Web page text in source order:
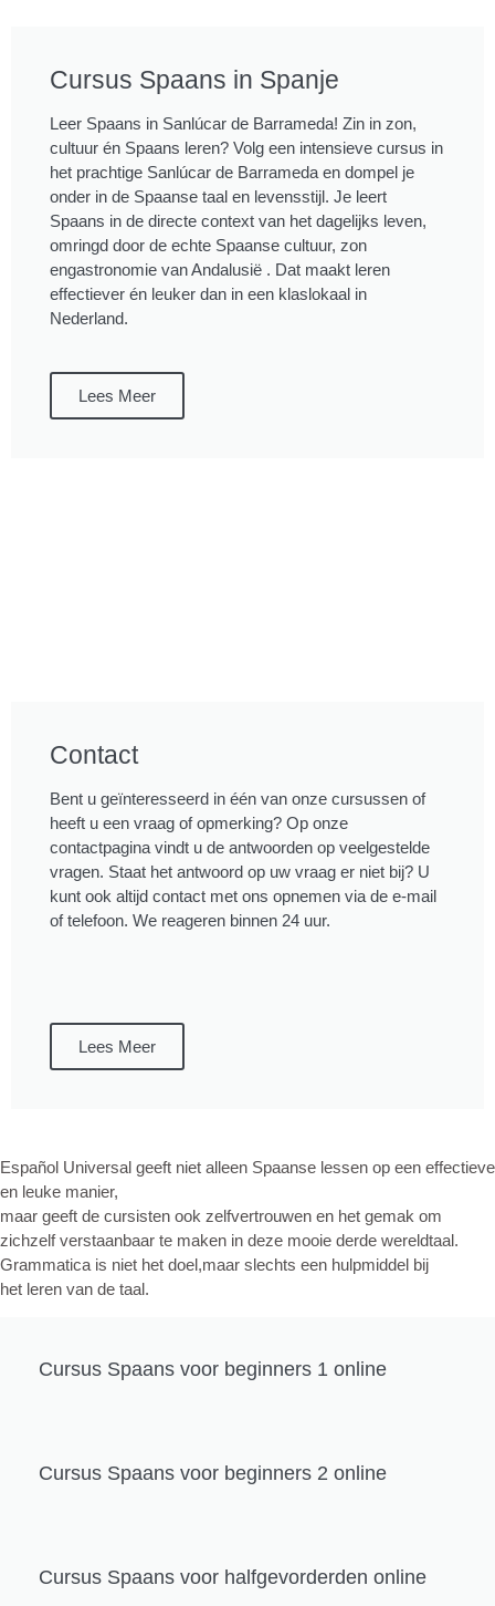
Cursus Spaans in Spanje
Leer Spaans in Sanlúcar de Barrameda! Zin in zon,
cultuur én Spaans leren? Volg een intensieve cursus in
het prachtige Sanlúcar de Barrameda en dompel je
onder in de Spaanse taal en levensstijl. Je leert
Spaans in de directe context van het dagelijks leven,
omringd door de echte Spaanse cultuur, zon
engastronomie van Andalusië . Dat maakt leren
effectiever én leuker dan in een klaslokaal in
Nederland.
Lees Meer
Contact
Bent u geïnteresseerd in één van onze cursussen of
heeft u een vraag of opmerking? Op onze
contactpagina vindt u de antwoorden op veelgestelde
vragen. Staat het antwoord op uw vraag er niet bij? U
kunt ook altijd contact met ons opnemen via de e-mail
of telefoon. We reageren binnen 24 uur.
Lees Meer
Español Universal geeft niet alleen Spaanse lessen op een effectieve
en leuke manier,
maar geeft de cursisten ook zelfvertrouwen en het gemak om
zichzelf verstaanbaar te maken in deze mooie derde wereldtaal.
Grammatica is niet het doel,maar slechts een hulpmiddel bij
het leren van de taal.
Cursus Spaans voor beginners 1 online
Cursus Spaans voor beginners 2 online
Cursus Spaans voor halfgevorderden online